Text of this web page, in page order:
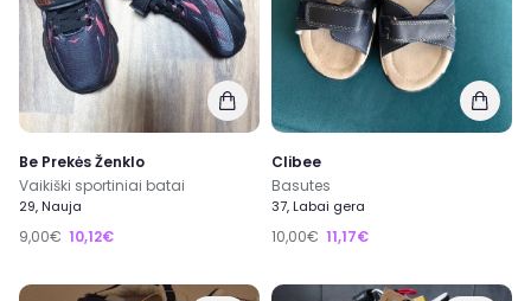
Be Prekės Ženklo
Vaikiški sportiniai batai
29, Nauja
9,00€ 10,12€
Clibee
Basutes
37, Labai gera
10,00€ 11,17€